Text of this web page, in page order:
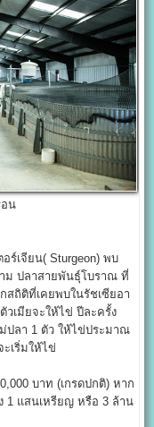
อน
ร์เจียน( Sturgeon) พบ
ม ปลาสายพันธุ์โบราณ ที่
สถิติที่เคยพบในรัชเซียอา
วเมียจะให้ไข่ ปีละครั้ง
ปลา 1 ตัว ให้ไข่ประมาณ
เริ่มให้ไข่
บาท (เกรดปกติ) หาก
1 แสนเหรียญ หรือ 3 ล้าน